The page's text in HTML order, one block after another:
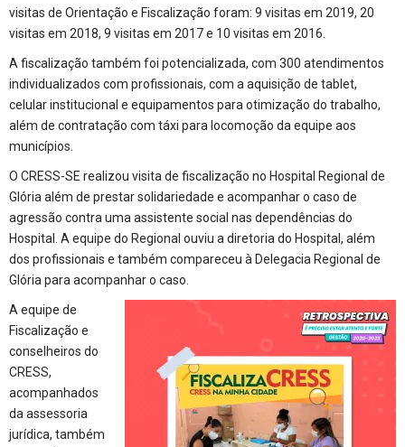
visitas de Orientação e Fiscalização foram: 9 visitas em 2019, 20
visitas em 2018, 9 visitas em 2017 e 10 visitas em 2016.
A fiscalização também foi potencializada, com 300 atendimentos
individualizados com profissionais, com a aquisição de tablet,
celular institucional e equipamentos para otimização do trabalho,
além de contratação com táxi para locomoção da equipe aos
municípios.
O CRESS-SE realizou visita de fiscalização no Hospital Regional de
Glória além de prestar solidariedade e acompanhar o caso de
agressão contra uma assistente social nas dependências do
Hospital. A equipe do Regional ouviu a diretoria do Hospital, além
dos profissionais e também compareceu à Delegacia Regional de
Glória para acompanhar o caso.
A equipe de
Fiscalização e
conselheiros do
CRESS,
acompanhados
da assessoria
jurídica, também